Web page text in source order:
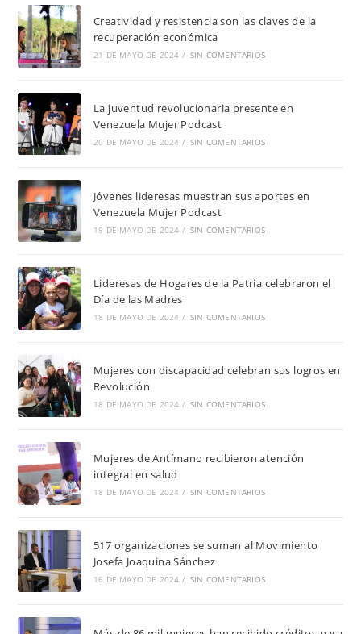
Creatividad y resistencia son las claves de la
recuperación económica
21 DE MAYO DE 2024 / SIN COMENTARIOS
La juventud revolucionaria presente en
Venezuela Mujer Podcast
20 DE MAYO DE 2024 / SIN COMENTARIOS
Jóvenes lideresas muestran sus aportes en
Venezuela Mujer Podcast
19 DE MAYO DE 2024 / SIN COMENTARIOS
Lideresas de Hogares de la Patria celebraron el
Día de las Madres
18 DE MAYO DE 2024 / SIN COMENTARIOS
Mujeres con discapacidad celebran sus logros en
Revolución
18 DE MAYO DE 2024 / SIN COMENTARIOS
Mujeres de Antímano recibieron atención
integral en salud
18 DE MAYO DE 2024 / SIN COMENTARIOS
517 organizaciones se suman al Movimiento
Josefa Joaquina Sánchez
16 DE MAYO DE 2024 / SIN COMENTARIOS